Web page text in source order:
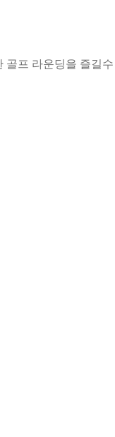
골프 라운딩을 즐길